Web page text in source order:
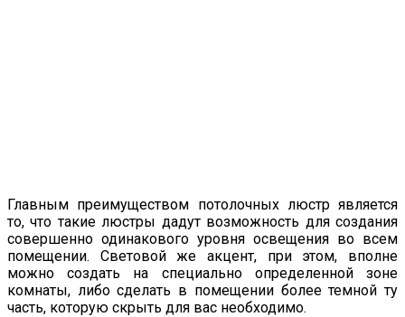
Главным преимуществом потолочных люстр является
то, что такие люстры дадут возможность для создания
совершенно одинакового уровня освещения во всем
помещении. Световой же акцент, при этом, вполне
можно создать на специально определенной зоне
комнаты, либо сделать в помещении более темной ту
часть, которую скрыть для вас необходимо.